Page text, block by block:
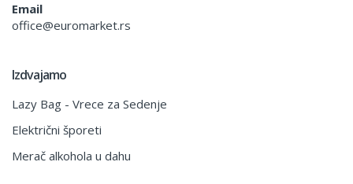
Email
office@euromarket.rs
Izdvajamo
Lazy Bag - Vrece za Sedenje
Električni šporeti
Merač alkohola u dahu